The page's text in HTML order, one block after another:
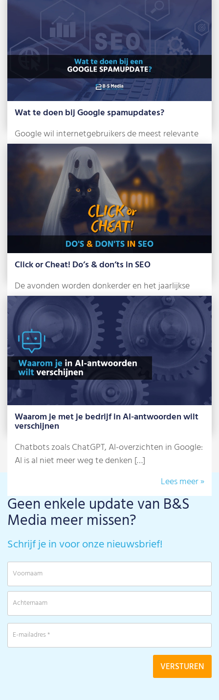
Wat te doen bij Google spamupdates?
Google wil internetgebruikers de meest relevante
en betrouwbare zoekresultaten tonen. Om dat te
bereiken, […]
Lees meer »
Click or Cheat! Do’s & don’ts in SEO
De avonden worden donkerder en het jaarlijkse
griezelfeest staat alweer voor de deur: Halloween.
[…]
Lees meer »
Waarom je met je bedrijf in AI-antwoorden wilt
verschijnen
Chatbots zoals ChatGPT, AI-overzichten in Google:
AI is al niet meer weg te denken […]
Lees meer »
Geen enkele update van B&S
Media meer missen?
Schrijf je in voor onze nieuwsbrief!